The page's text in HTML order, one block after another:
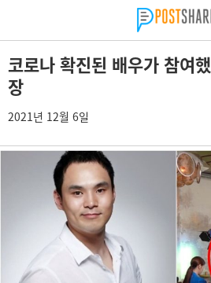
코로나 확진된 배우가 참여
장
2021년 12월 6일